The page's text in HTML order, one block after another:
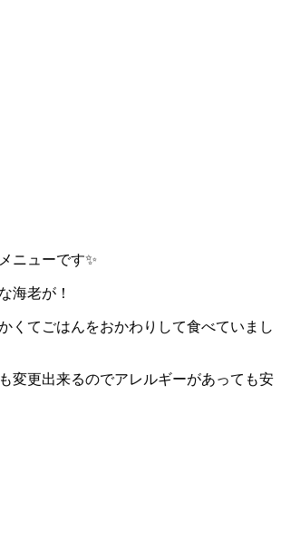
ニューです✨
海老が！
くてごはんをおかわりして食べていまし
変更出来るのでアレルギーがあっても安